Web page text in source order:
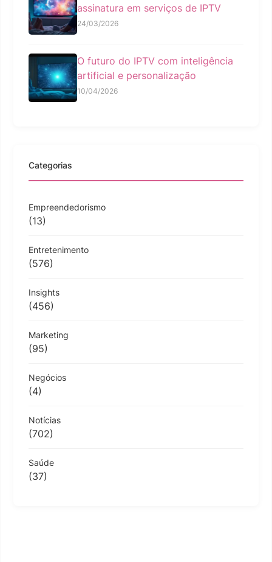
assinatura em serviços de IPTV
24/03/2026
O futuro do IPTV com inteligência
artificial e personalização
10/04/2026
Categorias
Empreendedorismo
(13)
Entretenimento
(576)
Insights
(456)
Marketing
(95)
Negócios
(4)
Notícias
(702)
Saúde
(37)